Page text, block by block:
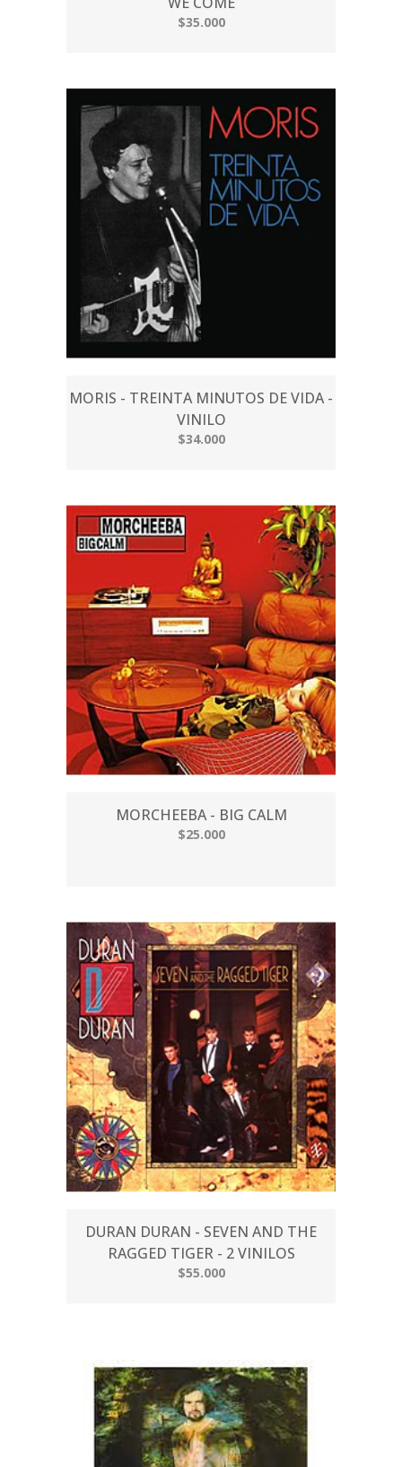
$35.000
MORIS - TREINTA MINUTOS DE VIDA -
VINILO
$34.000
MORCHEEBA - BIG CALM
$25.000
DURAN DURAN - SEVEN AND THE
RAGGED TIGER - 2 VINILOS
$55.000